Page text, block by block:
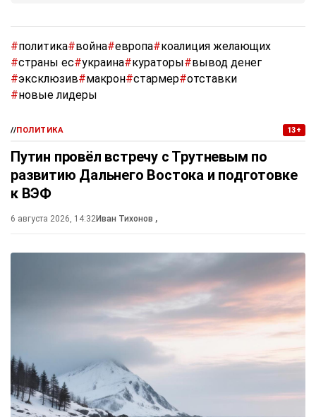
#политика#война#европа#коалиция желающих
#страны ес#украина#кураторы#вывод денег
#эксклюзив#макрон#стармер#отставки
#новые лидеры
//ПОЛИТИКА 13+
Путин провёл встречу с Трутневым по
развитию Дальнего Востока и подготовке
к ВЭФ
6 августа 2026, 14:32Иван Тихонов ,